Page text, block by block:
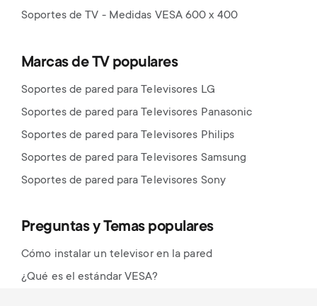
Soportes de TV - Medidas VESA 600 x 400
Marcas de TV populares
Soportes de pared para Televisores LG
Soportes de pared para Televisores Panasonic
Soportes de pared para Televisores Philips
Soportes de pared para Televisores Samsung
Soportes de pared para Televisores Sony
Preguntas y Temas populares
Cómo instalar un televisor en la pared
¿Qué es el estándar VESA?